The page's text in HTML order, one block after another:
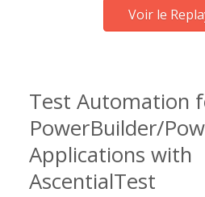
Voir le
Test Automation
PowerBuilder/
Applications with
AscentialTest